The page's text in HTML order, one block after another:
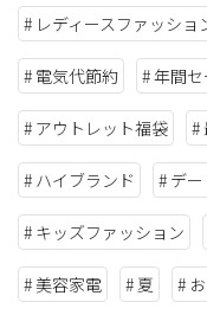
レディースファッショ
電気代節約 年間
アウトレット福袋
ハイブランド デー
キッズファッション
美容家電 夏